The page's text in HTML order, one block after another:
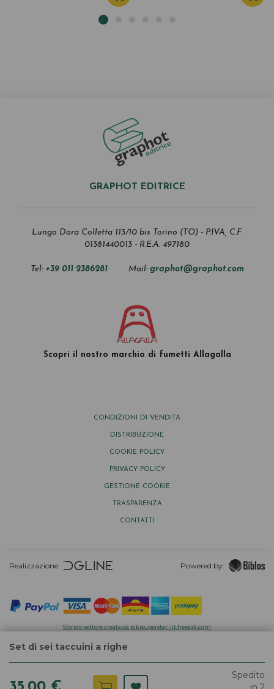
Set di sei taccuini a righe
Spedito
GRAPHOT EDITRICE
Lungo Dora Colletta 113/10 bis Torino (TO) - P.IVA, C.F.
01381440013 - R.E.A. 497180
Tel: +39 011 2386281 Mail: graphot@graphot.com
Scopri il nostro marchio di fumetti Allagalla
CONDIZIONI DI VENDITA
DISTRIBUZIONE
COOKIE POLICY
PRIVACY POLICY
GESTIONE COOKIE
TRASPARENZA
CONTATTI
Realizzazione: Powered by:
Sfondo vettore creata da pikisuperstar - it.freepik.com